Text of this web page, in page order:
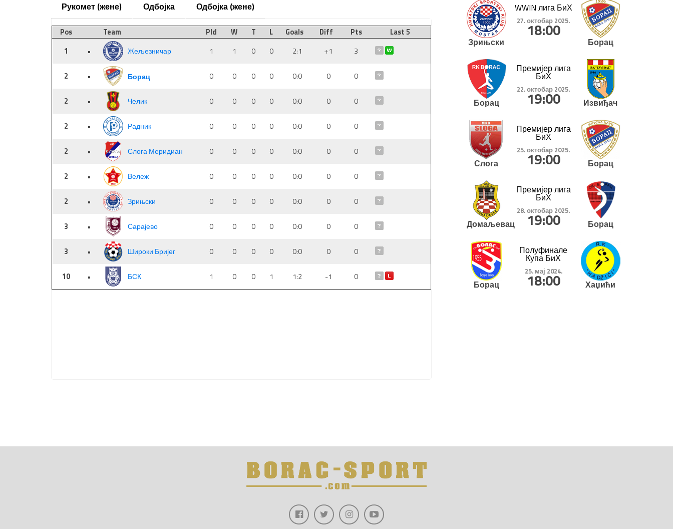
Рукомет (жене) Одбојка Одбојка (жене)
Зрињски
WWIN лига БиХ
27. октобар 2025.
18:00
Борац
Борац
Премијер лига
БиХ
22. октобар 2025.
19:00 Извиђач
Слога
Премијер лига
БиХ
25. октобар 2025.
19:00 Борац
Домаљевац
Премијер лига
БиХ
28. октобар 2025.
19:00 Борац
Борац
Полуфинале
Купа БиХ
25. мај 2024.
18:00 Хаџићи